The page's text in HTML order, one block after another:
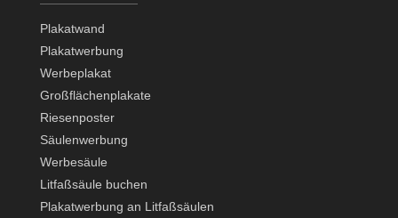
Plakatwand
Plakatwerbung
Werbeplakat
Großflächenplakate
Riesenposter
Säulenwerbung
Werbesäule
Litfaßsäule buchen
Plakatwerbung an Litfaßsäulen